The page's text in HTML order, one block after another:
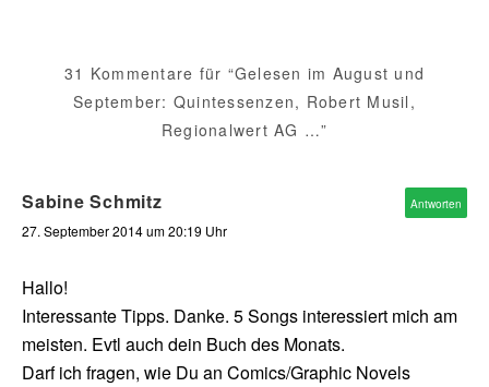
31 Kommentare für “Gelesen im August und
September: Quintessenzen, Robert Musil,
Regionalwert AG …”
Sabine Schmitz
27. September 2014 um 20:19 Uhr
Hallo!
Interessante Tipps. Danke. 5 Songs interessiert mich am
meisten. Evtl auch dein Buch des Monats.
Darf ich fragen, wie Du an Comics/Graphic Novels
Antworten